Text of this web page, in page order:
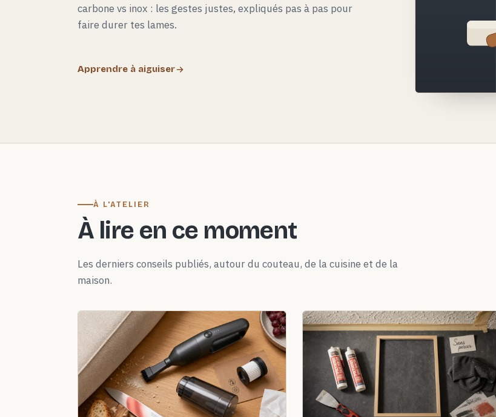
carbone vs inox : les gestes justes, expliqués pas à pas pour
faire durer tes lames.
Apprendre à aiguiser
À L'ATELIER
À lire en ce moment
Les derniers conseils publiés, autour du couteau, de la cuisine et de la
maison.